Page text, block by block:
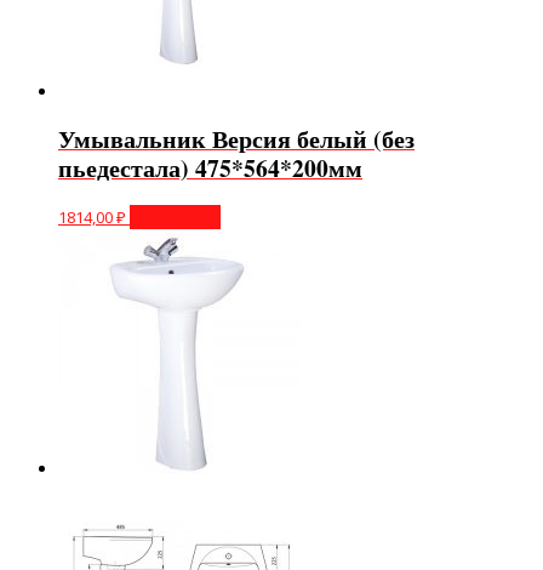
Умывальник Версия белый (без
пьедестала) 475*564*200мм
1814,00₽